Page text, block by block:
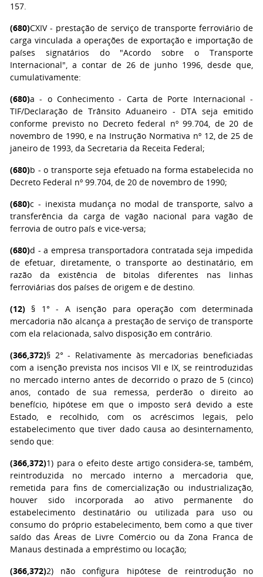
157.
(680)CXIV - prestação de serviço de transporte ferroviário de
carga vinculada a operações de exportação e importação de
países signatários do "Acordo sobre o Transporte
Internacional", a contar de 26 de junho 1996, desde que,
cumulativamente:
(680)a - o Conhecimento - Carta de Porte Internacional -
TIF/Declaração de Trânsito Aduaneiro - DTA seja emitido
conforme previsto no Decreto federal nº 99.704, de 20 de
novembro de 1990, e na Instrução Normativa nº 12, de 25 de
janeiro de 1993, da Secretaria da Receita Federal;
(680)b - o transporte seja efetuado na forma estabelecida no
Decreto Federal nº 99.704, de 20 de novembro de 1990;
(680)c - inexista mudança no modal de transporte, salvo a
transferência da carga de vagão nacional para vagão de
ferrovia de outro país e vice-versa;
(680)d - a empresa transportadora contratada seja impedida
de efetuar, diretamente, o transporte ao destinatário, em
razão da existência de bitolas diferentes nas linhas
ferroviárias dos países de origem e de destino.
(12) § 1° - A isenção para operação com determinada
mercadoria não alcança a prestação de serviço de transporte
com ela relacionada, salvo disposição em contrário.
(366,372)§ 2° - Relativamente às mercadorias beneficiadas
com a isenção prevista nos incisos VII e IX, se reintroduzidas
no mercado interno antes de decorrido o prazo de 5 (cinco)
anos, contado de sua remessa, perderão o direito ao
benefício, hipótese em que o imposto será devido a este
Estado, e recolhido, com os acréscimos legais, pelo
estabelecimento que tiver dado causa ao desinternamento,
sendo que:
(366,372)1) para o efeito deste artigo considera-se, também,
reintroduzida no mercado interno a mercadoria que,
remetida para fins de comercialização ou industrialização,
houver sido incorporada ao ativo permanente do
estabelecimento destinatário ou utilizada para uso ou
consumo do próprio estabelecimento, bem como a que tiver
saído das Áreas de Livre Comércio ou da Zona Franca de
Manaus destinada a empréstimo ou locação;
(366,372)2) não configura hipótese de reintrodução no